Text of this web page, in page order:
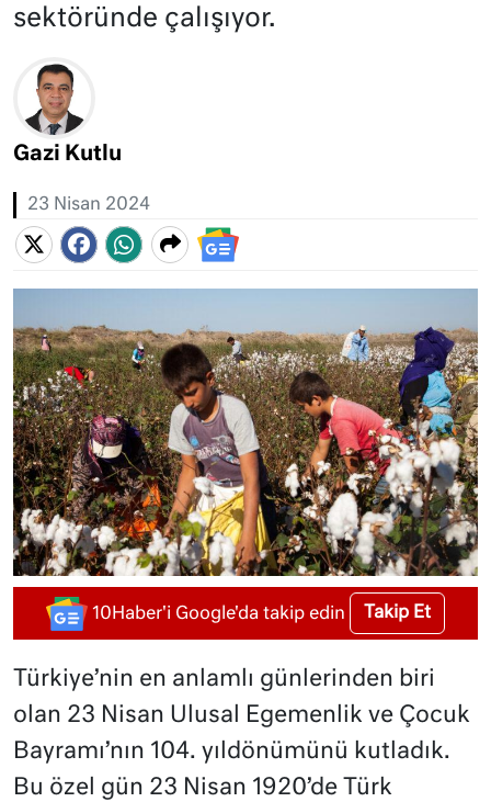
sektöründe çalışıyor.
Gazi Kutlu
23 Nisan 2024
10Haber'i Google'da takip edin Takip Et
Türkiye’nin en anlamlı günlerinden biri
olan 23 Nisan Ulusal Egemenlik ve Çocuk
Bayramı’nın 104. yıldönümünü kutladık.
Bu özel gün 23 Nisan 1920’de Türk